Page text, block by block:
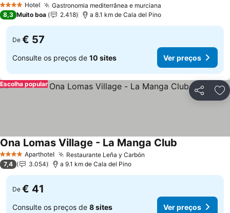
4 EstrelasHotel Gastronomia mediterrânea e murciana
8,3 Muito boa 2.418 a 8.1 km de Cala del Pino
De € 57
Consulte os preços de 10 sites Ver preços
Partilhar
Escolha popular
4 EstrelasAparthotel Restaurante Leña y Carbón
Ona Lomas Village - La Manga Club
7,4 3.054 a 9.1 km de Cala del Pino
De € 41
Consulte os preços de 8 sites Ver preços